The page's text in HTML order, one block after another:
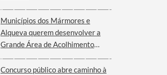
Municípios dos Mármores e
Alqueva querem desenvolver a
Grande Área de Acolhimento
Governo para o Interior do
Concurso público abre caminho à